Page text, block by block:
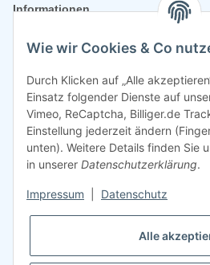
Informationen
Rechtliches
Wie wir Cookies & Co
Durch Klicken auf „Alle
Einsatz folgender Dienste auf
Vimeo, ReCaptcha, Billiger.de
Einstellung jederzeit ändern
unten). Weitere Details finden Sie
in unserer Datenschutzerklärung.
Impressum Datenschutz
Alle